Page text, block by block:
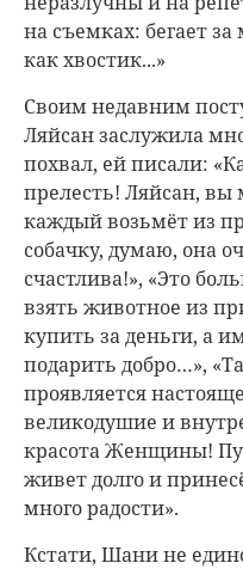
на съемках: бегает за
как хвостик...»
Своим недавним
Ляйсан заслужила
похвал, ей писали:
прелесть! Ляйсан, вы
каждый возьмёт из
собачку, думаю, она
счастлива!», «Это
взять животное из
купить за деньги, а
подарить добро…»,
проявляется
великодушие и
красота Женщины!
живет долго и
много радости».
Кстати, Шани не